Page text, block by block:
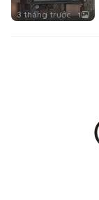
3 tháng trước 1